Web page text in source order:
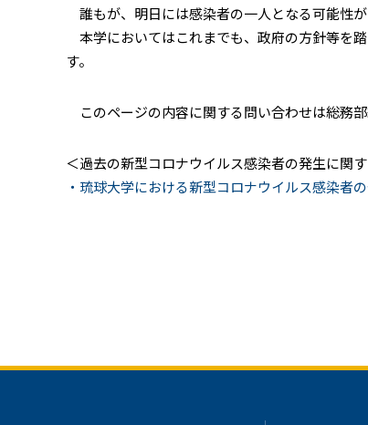
誰もが、明日には感染者の一人となる可能性
本学においてはこれまでも、政府の方針等を
す。
このページの内容に関する問い合わせは総務
＜過去の新型コロナウイルス感染者の発生に関
・琉球大学における新型コロナウイルス感染者